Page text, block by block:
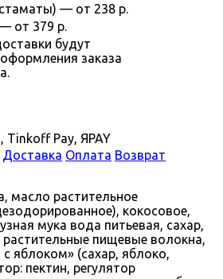
— от 238 р.
от 379 р.
будут
заказа
Tinkoff Pay, ЯPAY
Доставка Оплата Возврат
масло растительное
кокосовое,
мука вода питьевая, сахар,
растительные пищевые волокна,
яблоком» (сахар, яблоко,
пектин, регулятор